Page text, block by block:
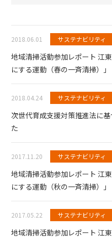
2018.06.01 サステナビリティ
地域清掃活動参加レポート 江
にする運動（春の一斉清掃）」
2018.04.24 サステナビリティ
次世代育成支援対策推進法に
た
2017.11.20 サステナビリティ
地域清掃活動参加レポート 江
にする運動（秋の一斉清掃）」
2017.05.22 サステナビリティ
地域清掃活動参加レポート 江